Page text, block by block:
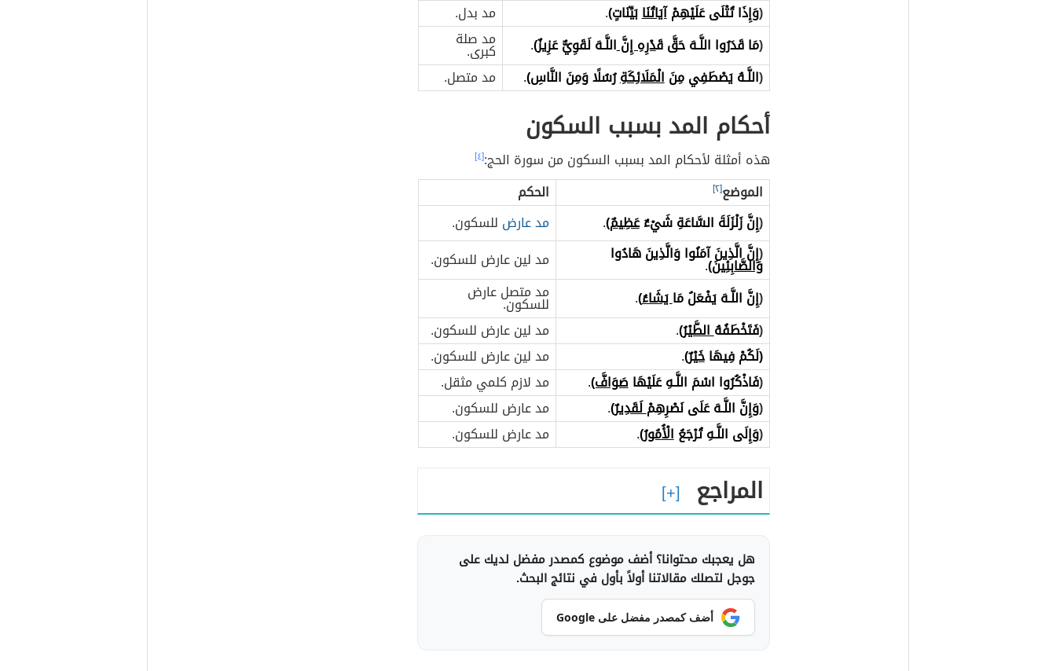
(وَإِذَا تُتْلَى عَلَيْهِمْآيَاتُنَابَيِّنَاتٍ).
مد بدل.
(مَا قَدَرُوا اللَّـهَ حَقَّ قَدْرِهِ إِنَّاللَّـهَ لَقَوِيٌّ عَزِيزٌ). مد صلة
كبرى.
(اللَّـهُ يَصْطَفِي مِنَالْمَلَائِكَةِرُسُلًا وَمِنَ النَّاسِ). مد متصل.
أحكام المد بسبب السكون
هذه أمثلة لأحكام المد بسبب السكون من سورة الحج:[٤]
الموضع[٢]
الحكم
(إِنَّ زَلْزَلَةَ السَّاعَةِ شَيْءٌعَظِيمٌ). مد عارض للسكون.
(إِنَّ الَّذِينَ آمَنُوا وَالَّذِينَ هَادُوا
وَالصَّابِئِينَ)
.
مد لين عارض للسكون.
(إِنَّ اللَّـهَ يَفْعَلُ مَايَشَاءُ)
. مد متصل عارض
للسكون.
(فَتَخْطَفُهُالطَّيْرُ)
.
مد لين عارض للسكون.
(لَكُمْ فِيهَاخَيْرٌ).
مد لين عارض للسكون.
(فَاذْكُرُوا اسْمَ اللَّـهِ عَلَيْهَاصَوَافَّ).
مد لازم كلمي مثقل.
(وَإِنَّ اللَّـهَ عَلَى نَصْرِهِمْلَقَدِيرٌ)
.
مد عارض للسكون.
(وَإِلَى اللَّـهِ تُرْجَعُالْأُمُورُ). مد عارض للسكون.
المراجع
هل يعجبك محتوانا؟ أضف موضوع كمصدر مفضل لديك على
جوجل لتصلك مقالاتنا أولاً بأول في نتائج البحث.
أضف كمصدر مفضل على Google